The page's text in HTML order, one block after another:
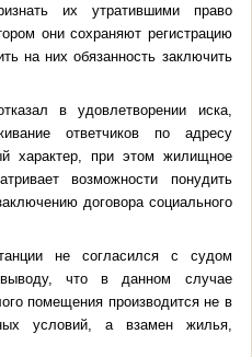
их утратившими право
они сохраняют регистрацию
на них обязанность заключить
в удовлетворении иска,
ответчиков по адресу
характер, при этом жилищное
возможности понудить
договора социального
не согласился с судом
что в данном случае
помещения производится не в
условий, а взамен жилья,